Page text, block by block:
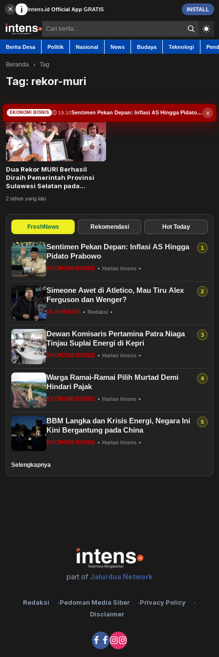
× Intens.id Official App GRATIS INSTALL
Berita Desa Politik Nasional News Budaya Teknologi
Contact
Politik
Nasional
News
Budaya
Teknologi
Pendidikan
Bursa
Hukum dan Kriminal
Kesehatan
Olahraga
Ekonomi Bisnis
Pariwisata
Healthstyle
Beranda › Tag
Tag: rekor-muri
Dua Rekor MURI Berhasil
Diraih Pemerintah Provinsi
Sulawesi Selatan pada
2 tahun yang lalu
FreshNews Rekomendasi Hot Today
Sentimen Pekan Depan: Inflasi AS Hingga
Pidato Prabowo
EKONOMI BISNIS • Harian Intens •
Simeone Awet di Atletico, Mau Tiru Alex
Ferguson dan Wenger?
OLAHRAGA • Redaksi •
Dewan Komisaris Pertamina Patra Niaga
Tinjau Suplai Energi di Kepri
EKONOMI BISNIS • Harian Intens •
Warga Ramai-Ramai Pilih Murtad Demi
Hindari Pajak
EKONOMI BISNIS • Harian Intens •
BBM Langka dan Krisis Energi, Negara Ini
Kini Bergantung pada China
EKONOMI BISNIS • Harian Intens •
Selengkapnya
part of Jalurdua Network
Redaksi Pedoman Media Siber
Privacy Policy
Disclaimer
x
EKONOMI BISNIS 19:10 Sentimen Pekan Depan: Inflasi AS Hingga Pidato Prabowo